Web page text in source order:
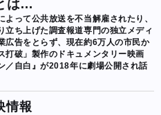
は…
って公共放送を不当解雇されたり、
ち上げた調査報道専門の独立メディ
広告をとらず、現在約6万人の市民か
打破」製作のドキュメンタリー映画
／自白』が2018年に劇場公開され話
情報